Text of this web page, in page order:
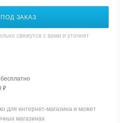
ПОД ЗАКАЗ
свяжутся с вами и уточнят
₽
для интернет-магазина и может
магазинах